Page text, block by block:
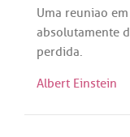
Uma reuniao em
absolutamente
perdida.
Albert Einstein